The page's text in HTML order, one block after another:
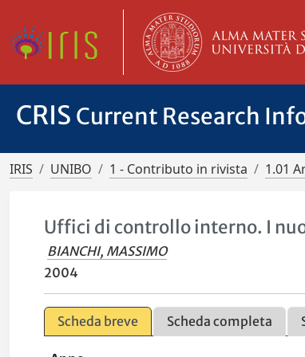
CRIS Current Research
IRIS UNIBO 1 - Contributo in rivista 1.01
Uffici di controllo interno. I
BIANCHI, MASSIMO
2004
Scheda breve Scheda completa